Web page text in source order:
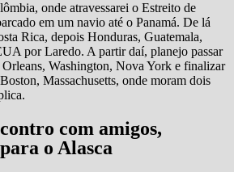
onde atravessarei o Estreito de
em um navio até o Panamá. De lá
Rica, depois Honduras, Guatemala,
por Laredo. A partir daí, planejo passar
Washington, Nova York e finalizar
Massachusetts, onde moram dois
com amigos,
o Alasca